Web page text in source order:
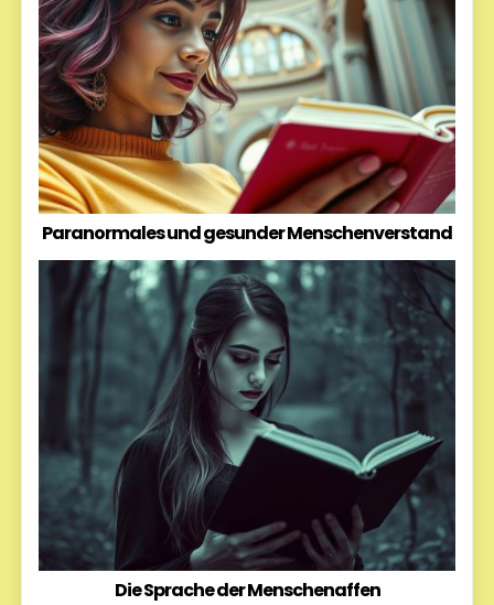
Paranormales und gesunder Menschenverstand
Die Sprache der Menschenaffen